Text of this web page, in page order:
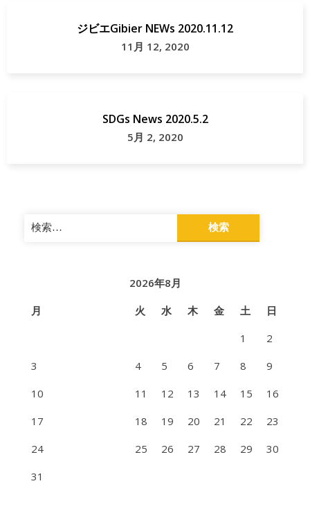
ジビエGibier NEWs 2020.11.12
11月 12, 2020
SDGs News 2020.5.2
5月 2, 2020
検
索:
2026年8月
月
火 水 木 金 土
日
1
2
3
4 5 6 7 8
9
10
11 12 13 14 15
16
17
18 19 20 21 22
23
24
25 26 27 28 29
30
31